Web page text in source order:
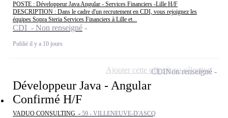
POSTE : Développeur Java Angular - Services Financiers -Lille H/F
DESCRIPTION : Dans le cadre d'un recrutement en CDI, vous rejoignez les
équipes Sopra Steria Services Financiers à Lille et...
CDI - Non renseigné
Publié il y a 10 jours
Développeur Java - Angular
Confirmé H/F
VADUO CONSULTING - 59 - VILLENEUVE-D'ASCQ
CDINon renseigné
Ajouter cette offre à ma sélection